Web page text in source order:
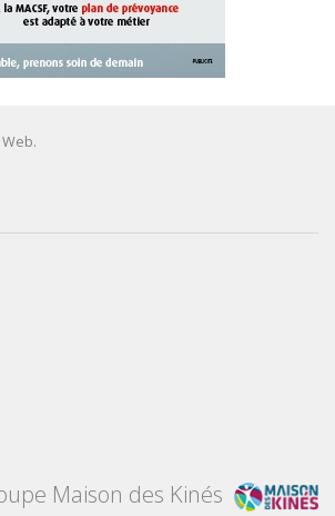
Maison des Kinés